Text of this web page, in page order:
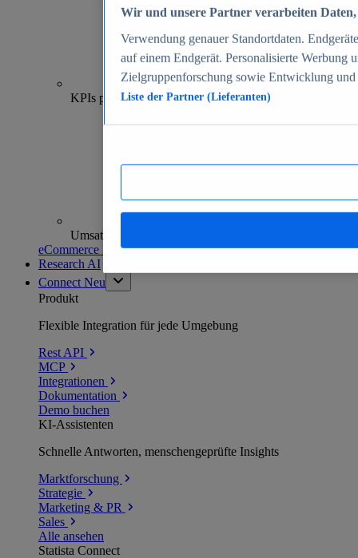
70+
KPIs pro Shop
Umsatzanalysen und -prognosen
eCommerce Insights entdecken
Research AI
Connect Neu
Produkt
Flexible Integration für jede Umgebung
Rest API
MCP
Integrationen
Dokumentation
Demo buchen
KI-Assistenten
Schnelle Antworten, menschengeprüfte Insights
Marktforschung
Strategie
Marketing & PR
Sales
Alle ansehen
Statista Connect
Wir und unsere Partner verarbeiten
Verwendung genauer Standortdaten.
auf einem Endgerät. Personalisierte Werbung
Zielgruppenforschung sowie Entwicklung
Liste der Partner (Lieferanten)